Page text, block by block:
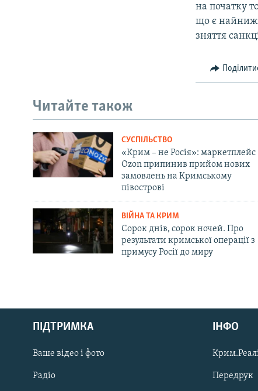
Русский
Qırımtatar
ДОЛУЧАЙСЯ!
на початку
що є
зняття
Читайте також
СУСПІЛЬСТВО
«Крим – не Росія»: маркетплейс
Ozon припинив прийом нових
замовлень на Кримському
півострові
ВІЙНА ТА КРИМ
Сорок днів, сорок ночей. Про
результати кримської операції з
примусу Росії до миру
ПІДТРИМКА
Ваше відео і фото
Радіо
ІНФО
Передрук